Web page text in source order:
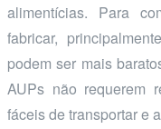
alimentícias. Para
fabricar,
podem ser mais
AUPs não requerem
fáceis de transportar e